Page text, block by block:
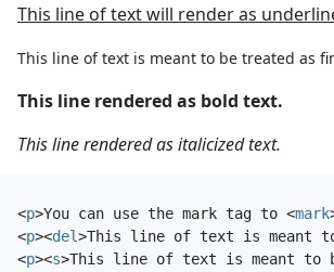
This line of text will render as
This line of text is meant to be treated as
This line rendered as bold text.
This line rendered as italicized text.
<p>You can use the mark tag to <mark
<p><del>This line of text is meant
<p><s>This line of text is meant to